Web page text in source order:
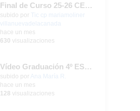
Final de Curso 25-26 CEIPSO MARÍA MOLINER
subido por Tic cp mariamoliner
villanuevadelacanada
hace un mes
630 visualizaciones
Vídeo Graduación 4º ESO 2025-2026 (2)
subido por Ana María R.
hace un mes
128 visualizaciones